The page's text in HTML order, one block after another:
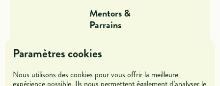
Mentors &
Parrains
Dans l'action
Blog
Rejoindre l'association
Paramètres cookies
Nous utilisons des cookies pour vous offrir la meilleure